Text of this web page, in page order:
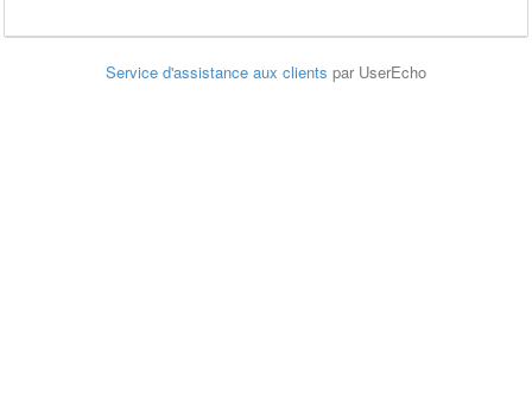
Service d'assistance aux clients par UserEcho